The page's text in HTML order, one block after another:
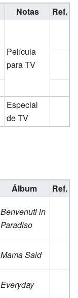
Notas Ref.
Película
para TV
Especial
de TV
Álbum Ref.
Benvenuti in
Paradiso
Mama Said
Everyday